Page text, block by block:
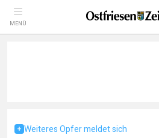
MENÜ
Weiteres Opfer meldet sich